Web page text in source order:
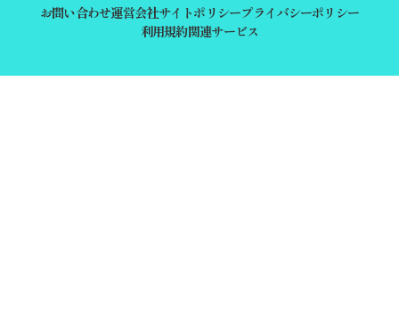
お問い合わせ運営会社サイトポリシープライバシーポリシー
利用規約関連サービス